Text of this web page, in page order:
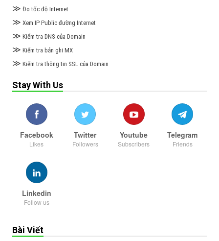
≫ Đo tốc độ Internet
≫ Xem IP Public đường Internet
≫ Kiểm tra DNS của Domain
≫ Kiểm tra bản ghi MX
≫ Kiểm tra thông tin SSL của Domain
Stay With Us
Facebook
Likes
Twitter
Followers
Youtube
Subscribers
Telegram
Friends
Linkedin
Follow us
Bài Viết